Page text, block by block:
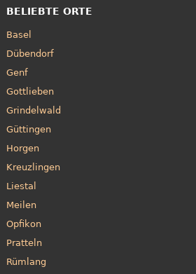
BELIEBTE ORTE
Basel
Dübendorf
Genf
Gottlieben
Grindelwald
Güttingen
Horgen
Kreuzlingen
Liestal
Meilen
Opfikon
Pratteln
Rümlang